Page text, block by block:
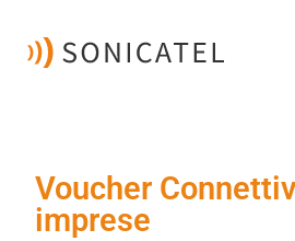
Voucher
imprese